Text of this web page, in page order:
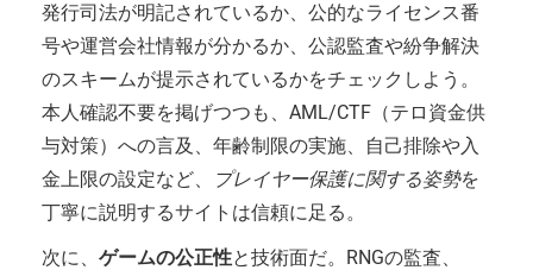
発行司法が明記されているか、公的なライセンス番
号や運営会社情報が分かるか、公認監査や紛争解決
のスキームが提示されているかをチェックしよう。
本人確認不要を掲げつつも、AML/CTF（テロ資金供
与対策）への言及、年齢制限の実施、自己排除や入
金上限の設定など、
プレイヤー保護に関する姿勢を
丁寧に説明するサイトは信頼に足る。
次に、 ゲームの公正性と技術面だ。RNGの監査、